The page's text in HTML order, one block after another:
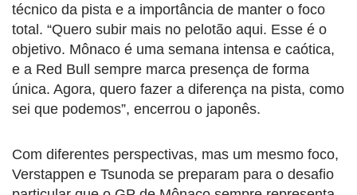
técnico da pista e a importância de manter o foco
total. “Quero subir mais no pelotão aqui. Esse é o
objetivo. Mônaco é uma semana intensa e caótica,
e a Red Bull sempre marca presença de forma
única. Agora, quero fazer a diferença na pista, como
sei que podemos”, encerrou o japonês.
Com diferentes perspectivas, mas um mesmo foco,
Verstappen e Tsunoda se preparam para o desafio